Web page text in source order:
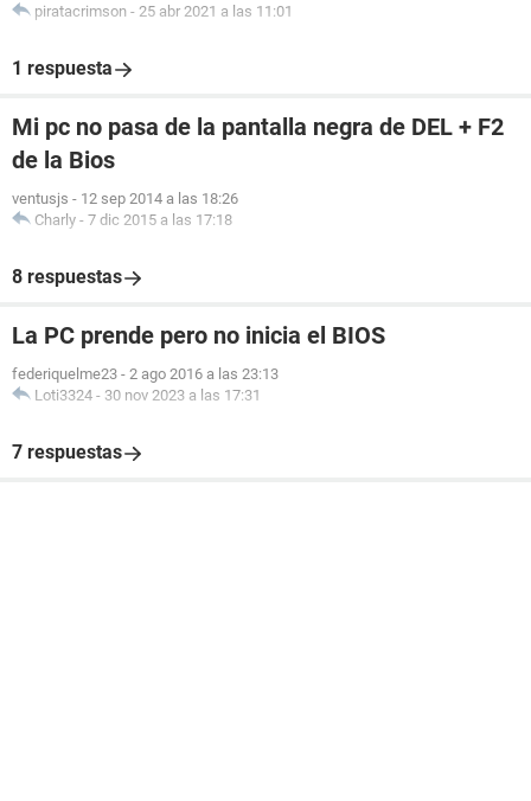
piratacrimson - 25 abr 2021 a las 11:01
1 respuesta
Mi pc no pasa de la pantalla negra de DEL + F2
de la Bios
ventusjs - 12 sep 2014 a las 18:26
Charly - 7 dic 2015 a las 17:18
8 respuestas
La PC prende pero no inicia el BIOS
federiquelme23 - 2 ago 2016 a las 23:13
Loti3324 - 30 nov 2023 a las 17:31
7 respuestas